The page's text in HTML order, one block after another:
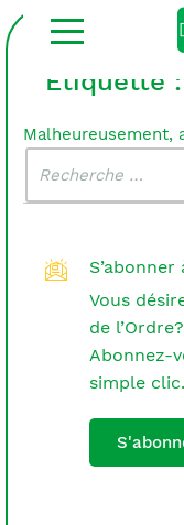
Ouvrir
la
site
Étiquette :
Malheureusement,
Vous
de l’Ordre?
Abonnez-
simple clic.